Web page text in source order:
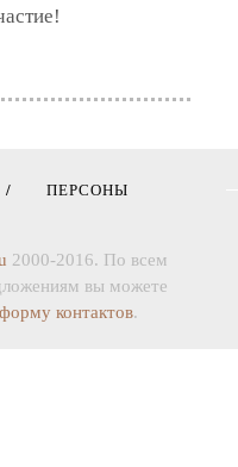
ПЕРСОНЫ
2000-2016. По всем
вы можете
форму контактов.